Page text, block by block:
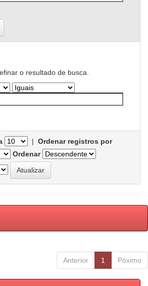
o resultado de busca.
| Ordenar registros por
Ordenar
Anterior 1 Póximo